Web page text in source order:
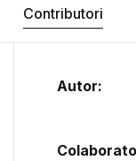
Contributori
Autor: